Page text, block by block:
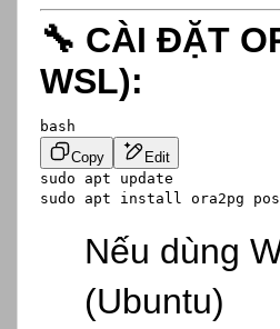
🔧 CÀI ĐẶT
WSL):
bash
Copy
Edit
sudo apt update
Nếu dùng
(Ubuntu)